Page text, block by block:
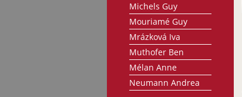
Michels Guy
Mouriamé Guy
Mrázková Iva
Muthofer Ben
Mélan Anne
Neumann Andrea